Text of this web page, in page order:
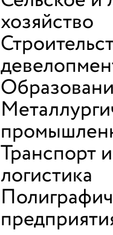
хозяйство
Транспорт и
логистика